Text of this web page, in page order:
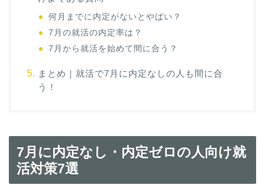
何月までに内定がないとやばい？
7月の就活の内定率は？
7月から就活を始めて間に合う？
まとめ｜就活で7月に内定なしの人も間に合
う！
7月に内定なし・内定ゼロの人向け就
活対策7選